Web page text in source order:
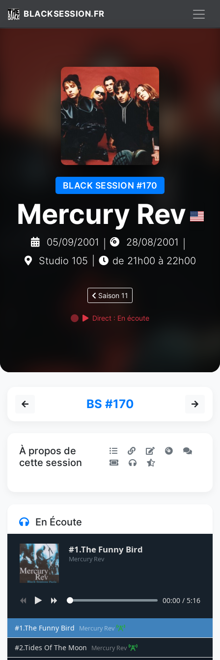
BLACKSESSION.FR
BLACK SESSION #170
Mercury Rev
05/09/2001 28/08/2001
Studio 105
de 21h00 à 22h00
Saison 11
Direct : En écoute
BS #170
À propos de
cette session
En Écoute
#1.The Funny Bird
Mercury Rev
00:00 / 5:16
#1.The Funny Bird Mercury Rev
#2.Tides Of The Moon Mercury Rev